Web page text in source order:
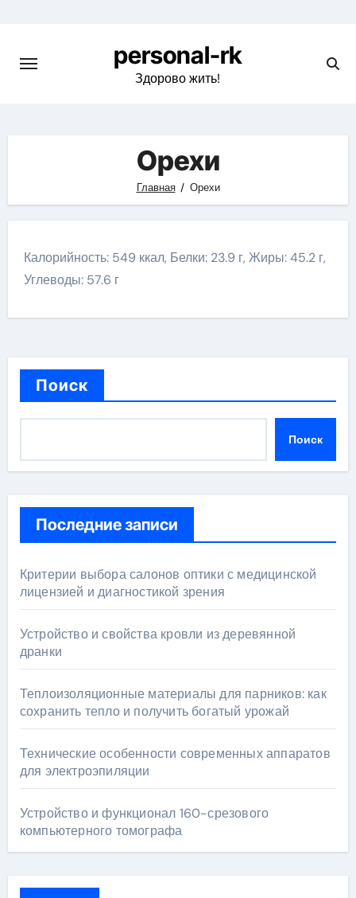
содержимому
personal-rk
Здорово жить!
Орехи
Главная Орехи
Калорийность: 549 ккал, Белки: 23.9 г, Жиры: 45.2 г,
Углеводы: 57.6 г
Поиск
Поиск
Последние записи
Критерии выбора салонов оптики с медицинской
лицензией и диагностикой зрения
Устройство и свойства кровли из деревянной
дранки
Теплоизоляционные материалы для парников: как
сохранить тепло и получить богатый урожай
Технические особенности современных аппаратов
для электроэпиляции
Устройство и функционал 160-срезового
компьютерного томографа